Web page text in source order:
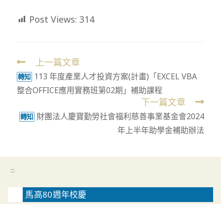
Post Views: 314
Read
more
articles
上一篇文章
轉知 113 年度產業人才投資方案(計畫)「EXCEL VBA
整合OFFICE應用實務班第02期」補助課程
下一篇文章
轉知 財團法人慶寶勤勞社會福利慈善事業基金會2024
年上半年助學金補助辦法
:::
馬高80週年校慶